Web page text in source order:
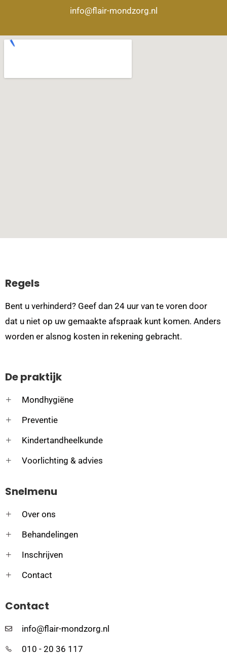
info@flair-mondzorg.nl
Regels
Bent u verhinderd? Geef dan 24 uur van te voren door
dat u niet op uw gemaakte afspraak kunt komen. Anders
worden er alsnog kosten in rekening gebracht.
De praktijk
Mondhygiëne
Preventie
Kindertandheelkunde
Voorlichting & advies
Snelmenu
Over ons
Behandelingen
Inschrijven
Contact
Contact
info@flair-mondzorg.nl
010 - 20 36 117